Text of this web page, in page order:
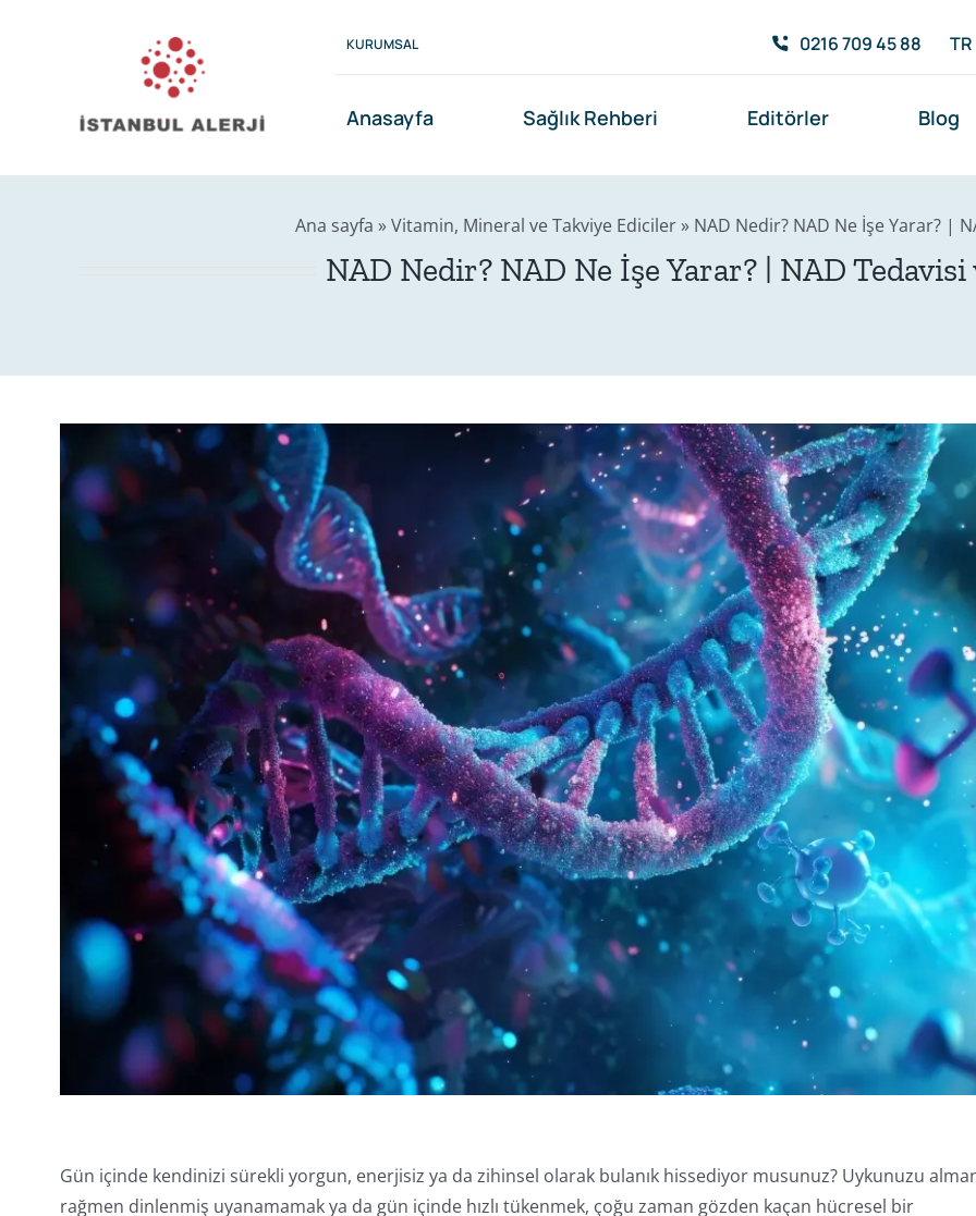
KURUMSAL 0216 709 45 88 TR
Anasayfa Sağlık Rehberi Editörler Blog
Ana sayfa »Vitamin, Mineral ve Takviye Ediciler» NAD Nedir? NAD Ne İşe Yarar? |
NAD Nedir? NAD Ne İşe Yarar? | NAD Tedavisi
Gün içinde kendinizi sürekli yorgun, enerjisiz ya da zihinsel olarak bulanık hissediyor musunuz? Uykunuzu
rağmen dinlenmiş uyanamamak ya da gün içinde hızlı tükenmek, çoğu zaman gözden kaçan hücresel bir